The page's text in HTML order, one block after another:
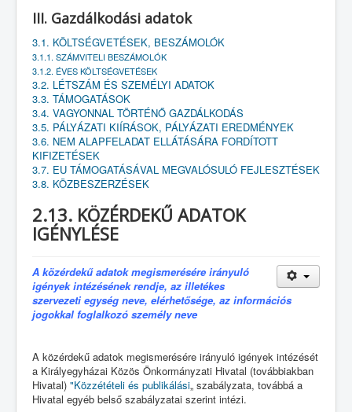
III. Gazdálkodási adatok
3.1. KÖLTSÉGVETÉSEK, BESZÁMOLÓK
3.1.1. SZÁMVITELI BESZÁMOLÓK
3.1.2. ÉVES KÖLTSÉGVETÉSEK
3.2. LÉTSZÁM ÉS SZEMÉLYI ADATOK
3.3. TÁMOGATÁSOK
3.4. VAGYONNAL TÖRTÉNŐ GAZDÁLKODÁS
3.5. PÁLYÁZATI KIÍRÁSOK, PÁLYÁZATI EREDMÉNYEK
3.6. NEM ALAPFELADAT ELLÁTÁSÁRA FORDÍTOTT
KIFIZETÉSEK
3.7. EU TÁMOGATÁSÁVAL MEGVALÓSULÓ FEJLESZTÉSEK
3.8. KÖZBESZERZÉSEK
2.13. KÖZÉRDEKŰ ADATOK
IGÉNYLÉSE
A közérdekű adatok megismerésére irányuló
igények intézésének rendje, az illetékes
szervezeti egység neve, elérhetősége, az információs
jogokkal foglalkozó személy neve
A közérdekű adatok megismerésére irányuló igények intézését
a Királyegyházai Közös Önkormányzati Hivatal (továbbiakban
Hivatal) "Közzétételi és publikálási„ szabályzata, továbbá a
Hivatal egyéb belső szabályzatai szerint intézi.